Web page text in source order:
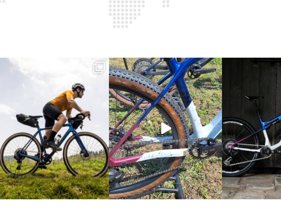
Parte dalla strada, continua sulla ghiaia,
2
Torpado ai Campionati Italiani XCO & E-
MTB
...
116 1
ReNero R è stata